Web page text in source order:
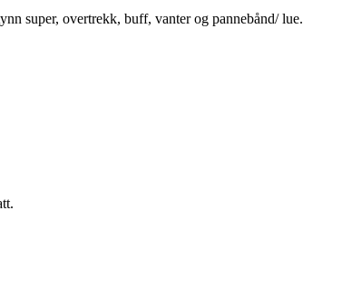
super, overtrekk, buff, vanter og pannebånd/ lue.